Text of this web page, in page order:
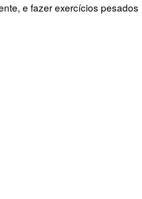
e fazer exercícios pesados